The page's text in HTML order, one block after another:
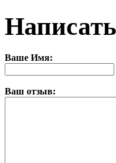
Ваше Имя:
Ваш отзыв: